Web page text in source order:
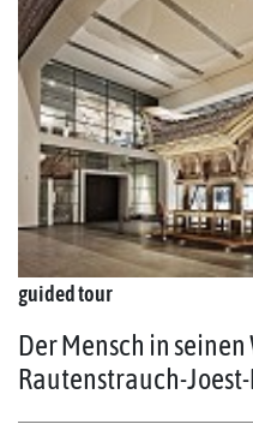
guided tour
Der Mensch in seinen
Rautenstrauch-